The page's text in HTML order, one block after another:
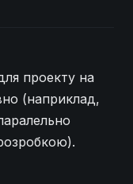
проекту на
(наприклад,